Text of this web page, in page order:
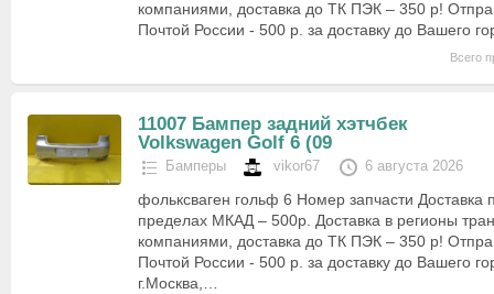
компаниями, доставка до ТК ПЭК – 350 р!
Почтой России - 500 р. за доставку до Вашего
Всего
11007 Бампер задний хэтчбек
Volkswagen Golf 6 (09
Бамперы vikor67 6 августа 2026
фольксваген гольф 6 Номер запчасти Доставка
пределах МКАД – 500р. Доставка в регионы
компаниями, доставка до ТК ПЭК – 350 р!
Почтой России - 500 р. за доставку до Вашего
г.Москва,…